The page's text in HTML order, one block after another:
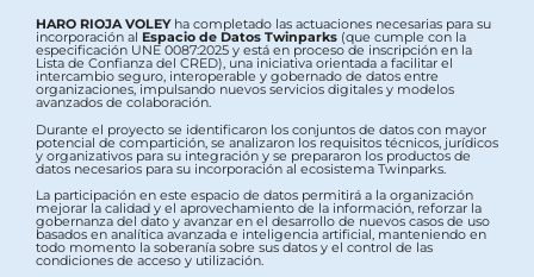
HARO RIOJA VOLEYha completado las actuaciones necesarias para su
incorporación al Espacio de Datos Twinparks (que cumple con la
especificación UNE 0087:2025 y está en proceso de inscripción en la
Lista de Confianza del CRED), una iniciativa orientada a facilitar el
intercambio seguro, interoperable y gobernado de datos entre
organizaciones, impulsando nuevos servicios digitales y modelos
avanzados de colaboración.
Durante el proyecto se identificaron los conjuntos de datos con mayor
potencial de compartición, se analizaron los requisitos técnicos, jurídicos
y organizativos para su integración y se prepararon los productos de
datos necesarios para su incorporación al ecosistema Twinparks.
La participación en este espacio de datos permitirá a la organización
mejorar la calidad y el aprovechamiento de la información, reforzar la
gobernanza del dato y avanzar en el desarrollo de nuevos casos de uso
basados en analítica avanzada e inteligencia artificial, manteniendo en
todo momento la soberanía sobre sus datos y el control de las
condiciones de acceso y utilización.